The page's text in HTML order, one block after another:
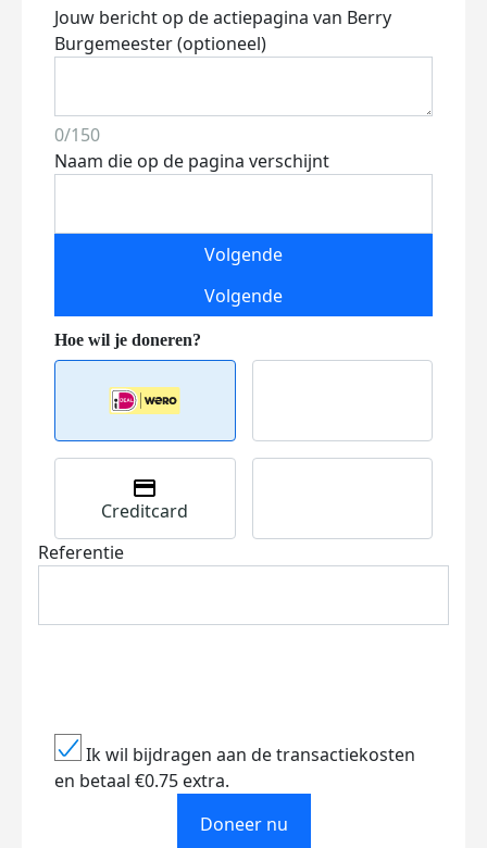
Jouw bericht op de actiepagina van Berry
Burgemeester (optioneel)
0/150
Naam die op de pagina verschijnt
Volgende
Volgende
Creditcard
Referentie
Ik wil bijdragen aan de transactiekosten
en betaal €0.75 extra.
Doneer nu